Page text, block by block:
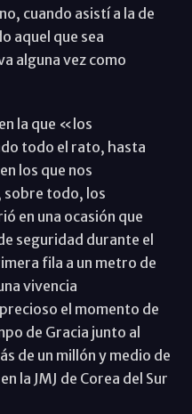
cuando asistí a la de
aquel que sea
alguna vez como
la que «los
todo el rato, hasta
los que nos
sobre todo, los
en una ocasión que
seguridad durante el
fila a un metro de
vivencia
el momento de
de Gracia junto al
de un millón y medio de
la JMJ de Corea del Sur